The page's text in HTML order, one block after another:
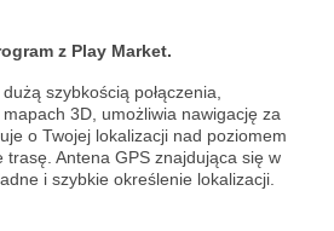
z Play Market.
szybkością połączenia,
3D, umożliwia nawigację za
o Twojej lokalizacji nad poziomem
Antena GPS znajdująca się w
i szybkie określenie lokalizacji.